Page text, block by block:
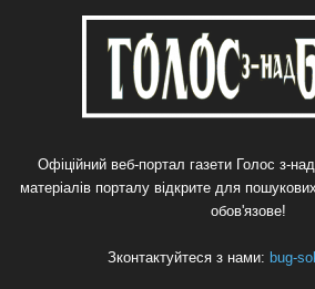
Офіційний веб-портал газети Голос з-
матеріалів порталу відкрите для
обов'язове!
Зконтактуйтеся з нами: bug-